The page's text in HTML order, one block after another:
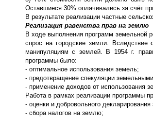
Оставшиеся 30% оплачивались за счёт
В результате реализации частные
Реализация равенства прав на землю
В ходе выполнения программ земельной
спрос на городские земли. Вследствие
манипуляциям с землей. В 1954 г.
программы было:
- оптимальное использования земель;
- предотвращение спекуляции
- применение доходов от использования
Работа в рамках реализации программы
- оценки и добровольного
- сбора налогов на землю;